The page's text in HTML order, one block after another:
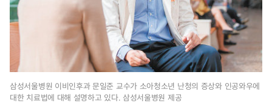
삼성서울병원 이비인후과 문일준 교수가 소아청소년 난청의 증상와 인공와우에
대한 치료법에 대해 설명하고 있다. 삼성서울병원 제공